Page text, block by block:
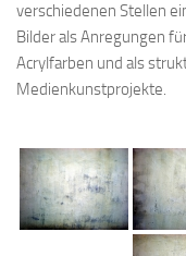
verschiedenen Stellen
Bilder als Anregungen
Acrylfarben und als
Medienkunstprojekte.